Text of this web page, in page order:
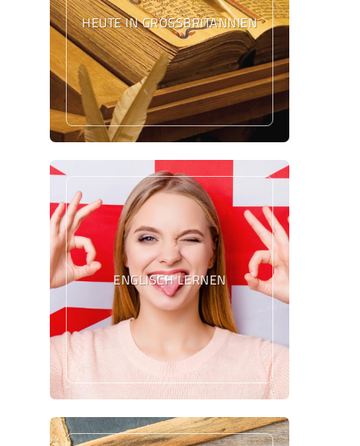
HEUTE IN GROSSBRITANNIEN
ENGLISCH LERNEN